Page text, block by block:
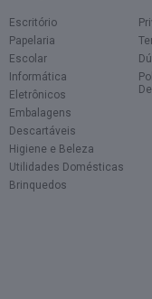
Escritório
Papelaria
Escolar
Informática
Eletrônicos
Embalagens
Descartáveis
Higiene e Beleza
Utilidades Domésticas
Brinquedos